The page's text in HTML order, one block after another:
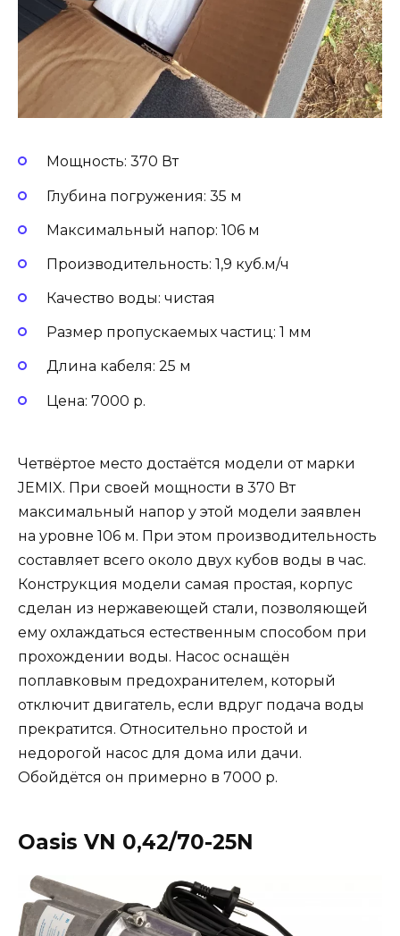
Мощность: 370 Вт
Глубина погружения: 35 м
Максимальный напор: 106 м
Производительность: 1,9 куб.м/ч
Качество воды: чистая
Размер пропускаемых частиц: 1 мм
Длина кабеля: 25 м
Цена: 7000 р.
Четвёртое место достаётся модели от марки
JEMIX. При своей мощности в 370 Вт
максимальный напор у этой модели заявлен
на уровне 106 м. При этом производительность
составляет всего около двух кубов воды в час.
Конструкция модели самая простая, корпус
сделан из нержавеющей стали, позволяющей
ему охлаждаться естественным способом при
прохождении воды. Насос оснащён
поплавковым предохранителем, который
отключит двигатель, если вдруг подача воды
прекратится. Относительно простой и
недорогой насос для дома или дачи.
Обойдётся он примерно в 7000 р.
Oasis VN 0,42/70-25N